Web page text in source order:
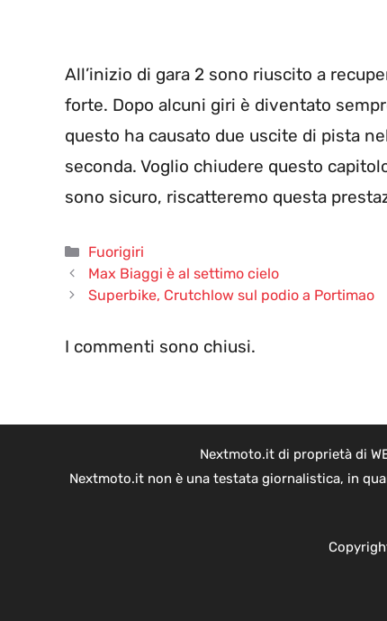
All’inizio di gara 2 sono riuscito a
forte. Dopo alcuni giri è diventato
questo ha causato due uscite di pista
seconda. Voglio chiudere questo
sono sicuro, riscatteremo questa
Categorie
Fuorigiri
Max Biaggi è al settimo cielo
Superbike, Crutchlow sul podio a Portimao
I commenti sono chiusi.
Nextmoto.it di proprietà di
Nextmoto.it non è una testata giornalistica, in